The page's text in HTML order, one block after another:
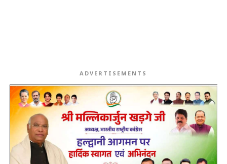
ADVERTISEMENTS